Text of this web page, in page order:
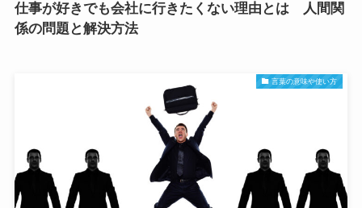
仕事が好きでも会社に行きたくない理由とは 人間関
係の問題と解決方法
言葉の意味や使い方